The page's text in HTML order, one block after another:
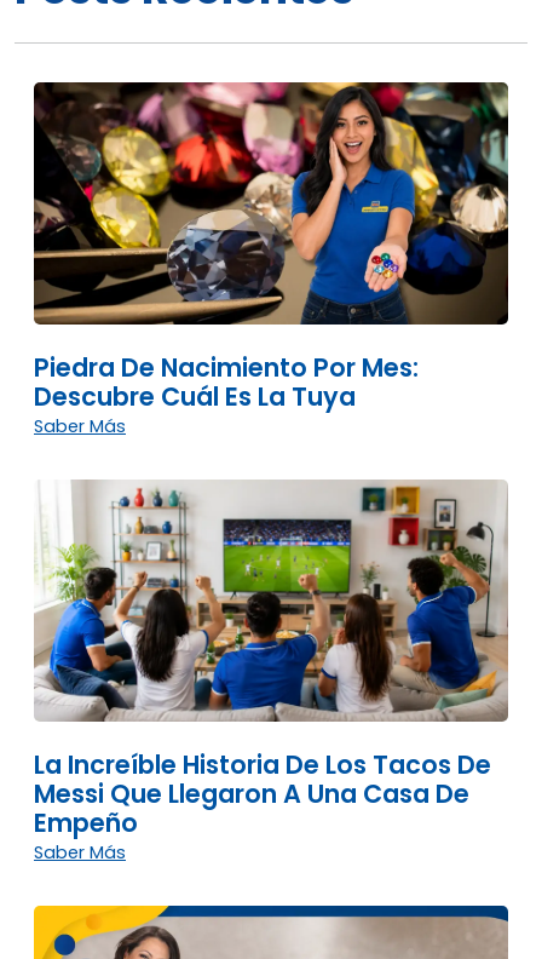
Piedra De Nacimiento Por Mes:
Descubre Cuál Es La Tuya
Saber Más
La Increíble Historia De Los Tacos De
Messi Que Llegaron A Una Casa De
Empeño
Saber Más